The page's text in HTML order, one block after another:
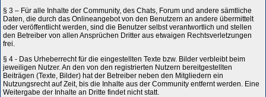
§ 3 – Für alle Inhalte der Community, des Chats, Forum und andere sämtliche
Daten, die durch das Onlineangebot von den Benutzern an andere übermittelt
oder veröffentlicht werden, sind die Benutzer selbst verantwortlich und stellen
den Betreiber von allen Ansprüchen Dritter aus etwaigen Rechtsverletzungen
frei.
§ 4 - Das Urheberrecht für die eingestellten Texte bzw. Bilder verbleibt beim
jeweiligen Nutzer. An den von den registrierten Nutzern bereitgestellten
Beiträgen (Texte, Bilder) hat der Betreiber neben den Mitgliedern ein
Nutzungsrecht auf Zeit, bis die Inhalte aus der Community entfernt werden. Eine
Weitergabe der Inhalte an Dritte findet nicht statt.